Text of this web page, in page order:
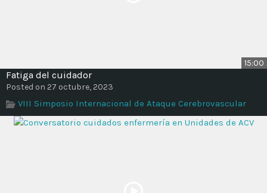
15:00
Fatiga del cuidador
Posted on 27 octubre, 2023
VIII Simposio Internacional de Ataque Cerebrovascular